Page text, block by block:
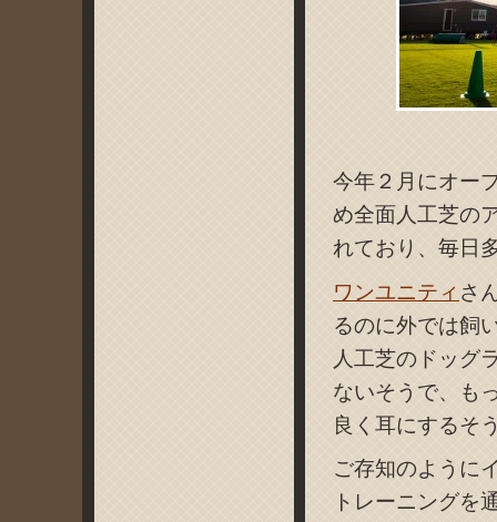
今年２月にオー
め全面人工芝の
れており、毎日
ワンユニティ さ
るのに外では飼
人工芝のドッグ
ないそうで、も
良く耳にするそ
ご存知のように
トレーニングを